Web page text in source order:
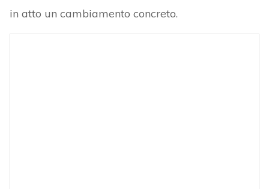
in atto un cambiamento concreto.